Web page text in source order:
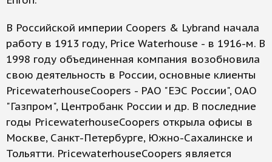
В Российской империи Coopers & Lybrand начала
работу в 1913 году, Price Waterhouse - в 1916-м. В
1998 году объединенная компания возобновила
свою деятельность в России, основные клиенты
PricewaterhouseCoopers - РАО "ЕЭС России", ОАО
"Газпром", Центробанк России и др. В последние
годы PricewaterhouseCoopers открыла офисы в
Москве, Санкт-Петербурге, Южно-Сахалинске и
Тольятти. PricewaterhouseCoopers является